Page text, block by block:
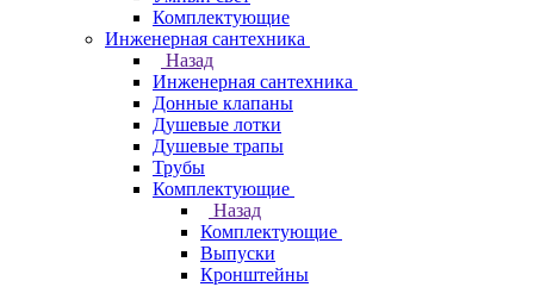
Комплектующие
Инженерная сантехника
Назад
Инженерная сантехника
Донные клапаны
Душевые лотки
Душевые трапы
Трубы
Комплектующие
Назад
Комплектующие
Выпуски
Кронштейны